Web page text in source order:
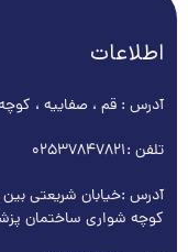
اطلاعات
آدرس : قم ، صفاییه ، کوچه ۳۷ ، ساختمان پزشکان ثامن ، طبقه
تلفن :02537847821
آدرس :خیابان شریعتی
کوچه شواری ساختمان پزشکان